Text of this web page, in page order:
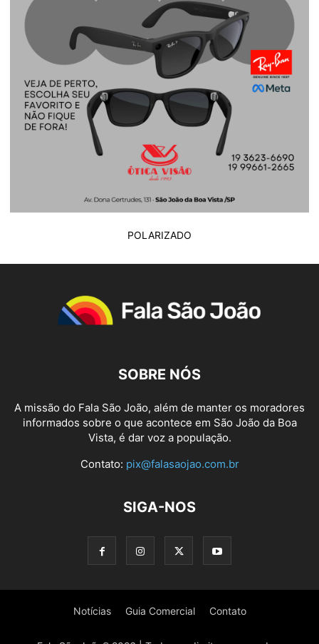
POLARIZADO
SOBRE NÓS
A missão do Fala São João, além de manter os moradores
informados sobre o que acontece em São João da Boa
Vista, é dar voz a população.
Contato: pix@falasaojao.com.br
SIGA-NOS
Notícias Guia Comercial Contato